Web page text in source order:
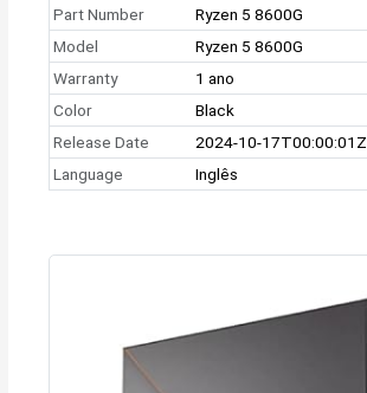
Part Number
Ryzen 5 8600G
Model
Ryzen 5 8600G
Warranty
1 ano
Color
Black
Release Date
2024-10-17T00:00:01Z
Language
Inglês